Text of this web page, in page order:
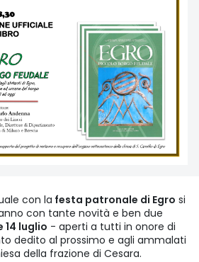
con la festa patronale di Egro si
con tante novità e ben due
14 luglio - aperti a tutti in onore di
dedito al prossimo e agli ammalati
della frazione di Cesara.